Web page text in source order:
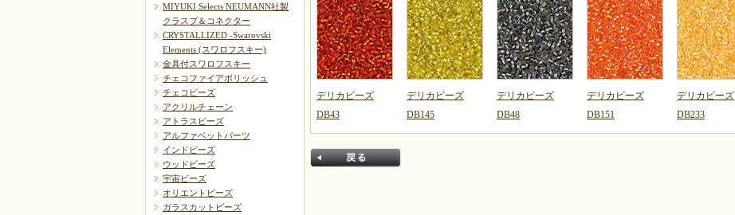
デリカビーズ
DB43
デリカビーズ
DB145
デリカビーズ
DB48
デリカビーズ
DB151
デリカビーズ
DB233
MIYUKI Selects NEUMANN社製
クラスプ＆コネクター
CRYSTALLIZED -Swarovski
Elements (スワロフスキー)
金具付スワロフスキー
チェコファイアポリッシュ
チェコビーズ
アクリルチェーン
アトラスビーズ
アルファベットパーツ
インドビーズ
ウッドビーズ
宇宙ビーズ
オリエントビーズ
ガラスカットビーズ